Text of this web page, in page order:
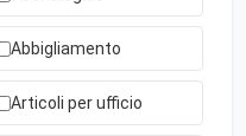
Abbigliamento
Articoli per ufficio